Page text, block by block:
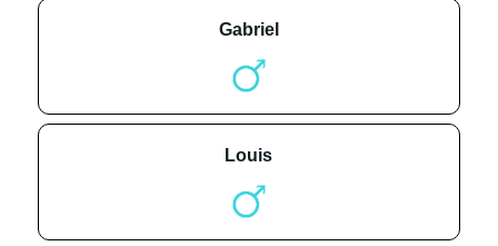
gabriel
louis